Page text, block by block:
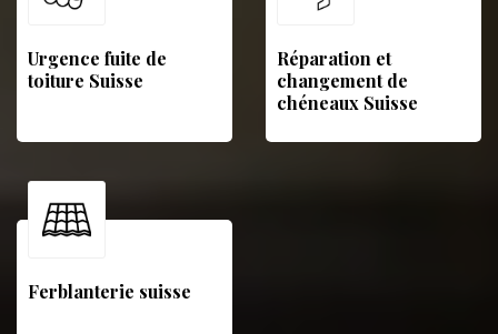
Urgence fuite de
toiture Suisse
Réparation et
changement de
chéneaux Suisse
Ferblanterie suisse